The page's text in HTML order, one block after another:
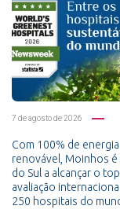
7 de agosto de 2026
Com 100% de energia
renovável, Moinhos
do Sul a alcançar o
avaliação
250 hospitais do